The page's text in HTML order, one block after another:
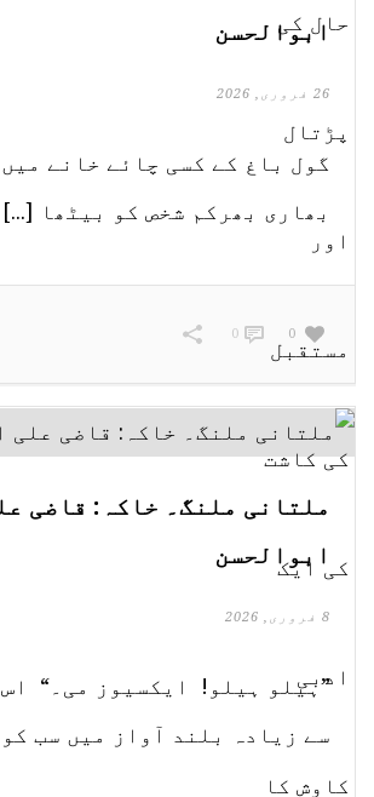
ابوالحسن
26 فروری, 2026
گول باغ کے کسی چائے خانے
بھاری بھرکم شخص کو بیٹھا [...]
0
0
ملتانی ملنگ۔ خاکہ: قاضی
ابوالحسن
8 فروری, 2026
”ہیلو ہیلو! ایکسیوز می۔“
سے زیادہ بلند آواز میں سب کو